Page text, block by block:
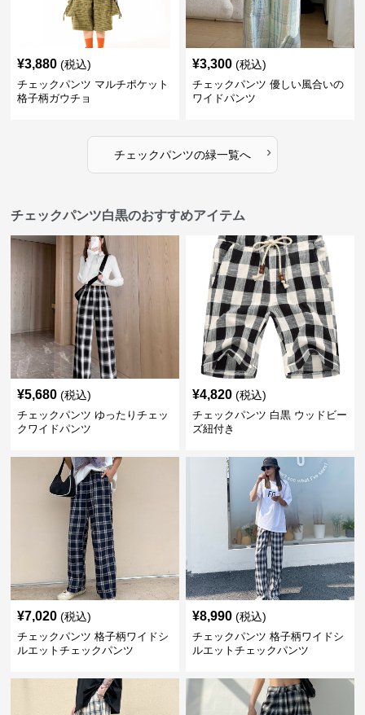
¥3,880 (税込)
チェックパンツ マルチポケット
格子柄ガウチョ
¥3,300 (税込)
チェックパンツ 優しい風合いの
ワイドパンツ
チェックパンツの緑一覧へ ›
チェックパンツ白黒のおすすめアイテム
¥5,680 (税込)
チェックパンツ ゆったりチェッ
クワイドパンツ
¥4,820 (税込)
チェックパンツ 白黒 ウッドビー
ズ紐付き
¥7,020 (税込)
チェックパンツ 格子柄ワイドシ
ルエットチェックパンツ
¥8,990 (税込)
チェックパンツ 格子柄ワイドシ
ルエットチェックパンツ